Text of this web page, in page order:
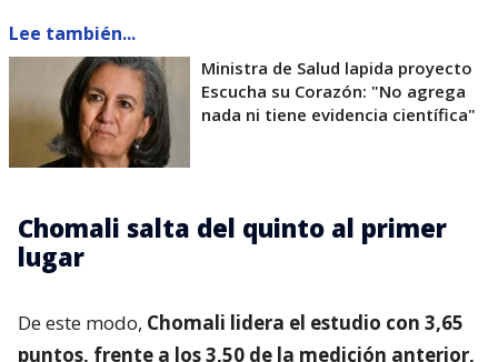
Lee también...
Ministra de Salud lapida proyecto
Escucha su Corazón: "No agrega
nada ni tiene evidencia científica"
Chomali salta del quinto al primer
lugar
De este modo, Chomali lidera el estudio con 3,65
puntos, frente a los 3,50 de la medición anterior,